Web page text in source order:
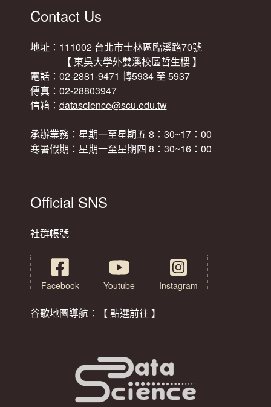
Contact Us
地址：111002 台北市士林區臨溪路70號
【 東吳大學外雙溪校區哲生樓 】
電話：02-2881-9471 轉5934 至 5937
傳真：02-28803947
信箱： datascience@scu.edu.tw
承辦業務：星期一至星期五 8：30~17：00
寒暑假期：星期一至星期四 8：30~16：00
Official SNS
社群帳號
Facebook Youtube Instagram
谷歌地圖導航：【 點選前往 】